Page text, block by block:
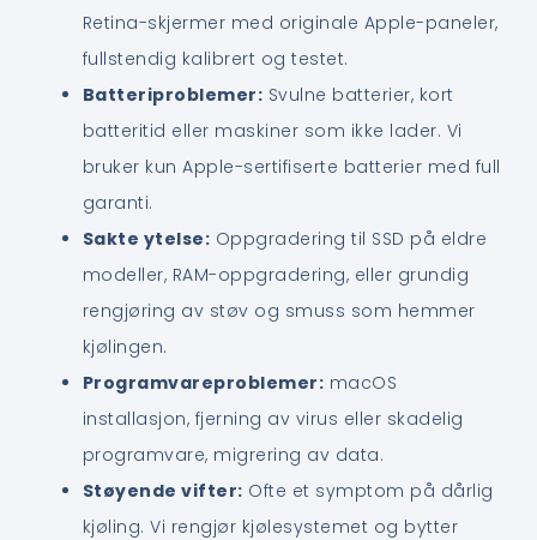
Retina-skjermer med originale Apple-paneler,
fullstendig kalibrert og testet.
Batteriproblemer: Svulne batterier, kort
batteritid eller maskiner som ikke lader. Vi
bruker kun Apple-sertifiserte batterier med full
garanti.
Sakte ytelse: Oppgradering til SSD på eldre
modeller, RAM-oppgradering, eller grundig
rengjøring av støv og smuss som hemmer
kjølingen.
Programvareproblemer: macOS
installasjon, fjerning av virus eller skadelig
programvare, migrering av data.
Støyende vifter: Ofte et symptom på dårlig
kjøling. Vi rengjør kjølesystemet og bytter